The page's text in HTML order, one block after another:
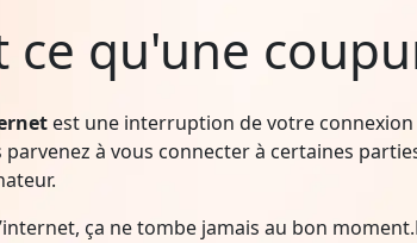
ce qu'une
est une interruption de votre
parvenez à vous connecter à certaines
ça ne tombe jamais au bon